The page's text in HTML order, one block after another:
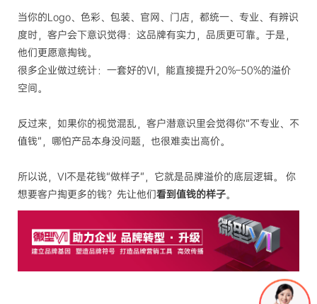
当你的Logo、色彩、包装、官网、门店，都统一、专业、有辨识
度时，客户会下意识觉得：这品牌有实力，品质更可靠。于是，
他们更愿意掏钱。
很多企业做过统计：一套好的VI，能直接提升20%–50%的溢价
空间。
反过来，如果你的视觉混乱，客户潜意识里会觉得你“不专业、不
值钱”，哪怕产品本身没问题，也很难卖出高价。
所以说，VI不是花钱“做样子”，它就是品牌溢价的底层逻辑。 你
想要客户掏更多的钱？先让他们看到值钱的样子。